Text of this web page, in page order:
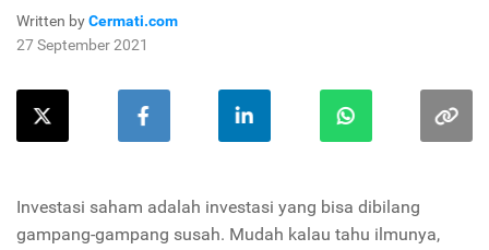
Written byCermati.com
27 September 2021
Investasi saham adalah investasi yang bisa dibilang
gampang-gampang susah. Mudah kalau tahu ilmunya,